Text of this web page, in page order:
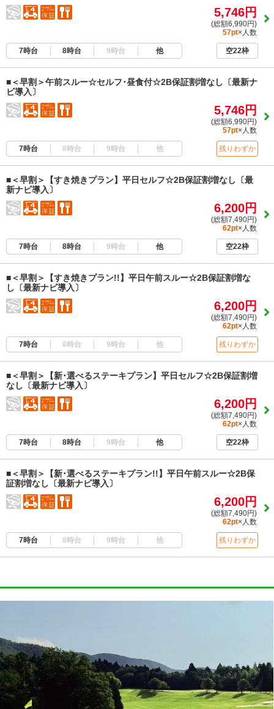
5,746円
(総額6,990円)
57pt×人数
7時台 8時台 9時台 他 空22枠
■＜早割＞午前スルー☆セルフ･昼食付☆2B保証割増なし〔最新ナ
ビ導入〕
5,746円
(総額6,990円)
57pt×人数
7時台 8時台 9時台 他 残りわずか
■＜早割＞【すき焼きプラン】平日セルフ☆2B保証割増なし〔最
新ナビ導入〕
6,200円
(総額7,490円)
62pt×人数
7時台 8時台 9時台 他 空22枠
■＜早割＞【すき焼きプラン!!】平日午前スルー☆2B保証割増な
し〔最新ナビ導入〕
6,200円
(総額7,490円)
62pt×人数
7時台 8時台 9時台 他 残りわずか
■＜早割＞【新･選べるステーキプラン】平日セルフ☆2B保証割増
なし〔最新ナビ導入〕
6,200円
(総額7,490円)
62pt×人数
7時台 8時台 9時台 他 空22枠
■＜早割＞【新･選べるステーキプラン!!】平日午前スルー☆2B保
証割増なし〔最新ナビ導入〕
6,200円
(総額7,490円)
62pt×人数
7時台 8時台 9時台 他 残りわずか